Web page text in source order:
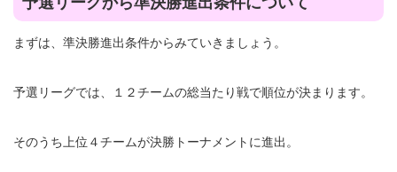
まずは、準決勝進出条件からみていきましょう。
予選リーグでは、１２チームの総当たり戦で順位が決まります。
そのうち上位４チームが決勝トーナメントに進出。